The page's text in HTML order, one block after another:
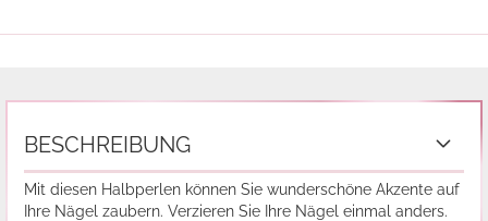
BESCHREIBUNG
Mit diesen Halbperlen können Sie wunderschöne Akzente auf
Ihre Nägel zaubern. Verzieren Sie Ihre Nägel einmal anders.